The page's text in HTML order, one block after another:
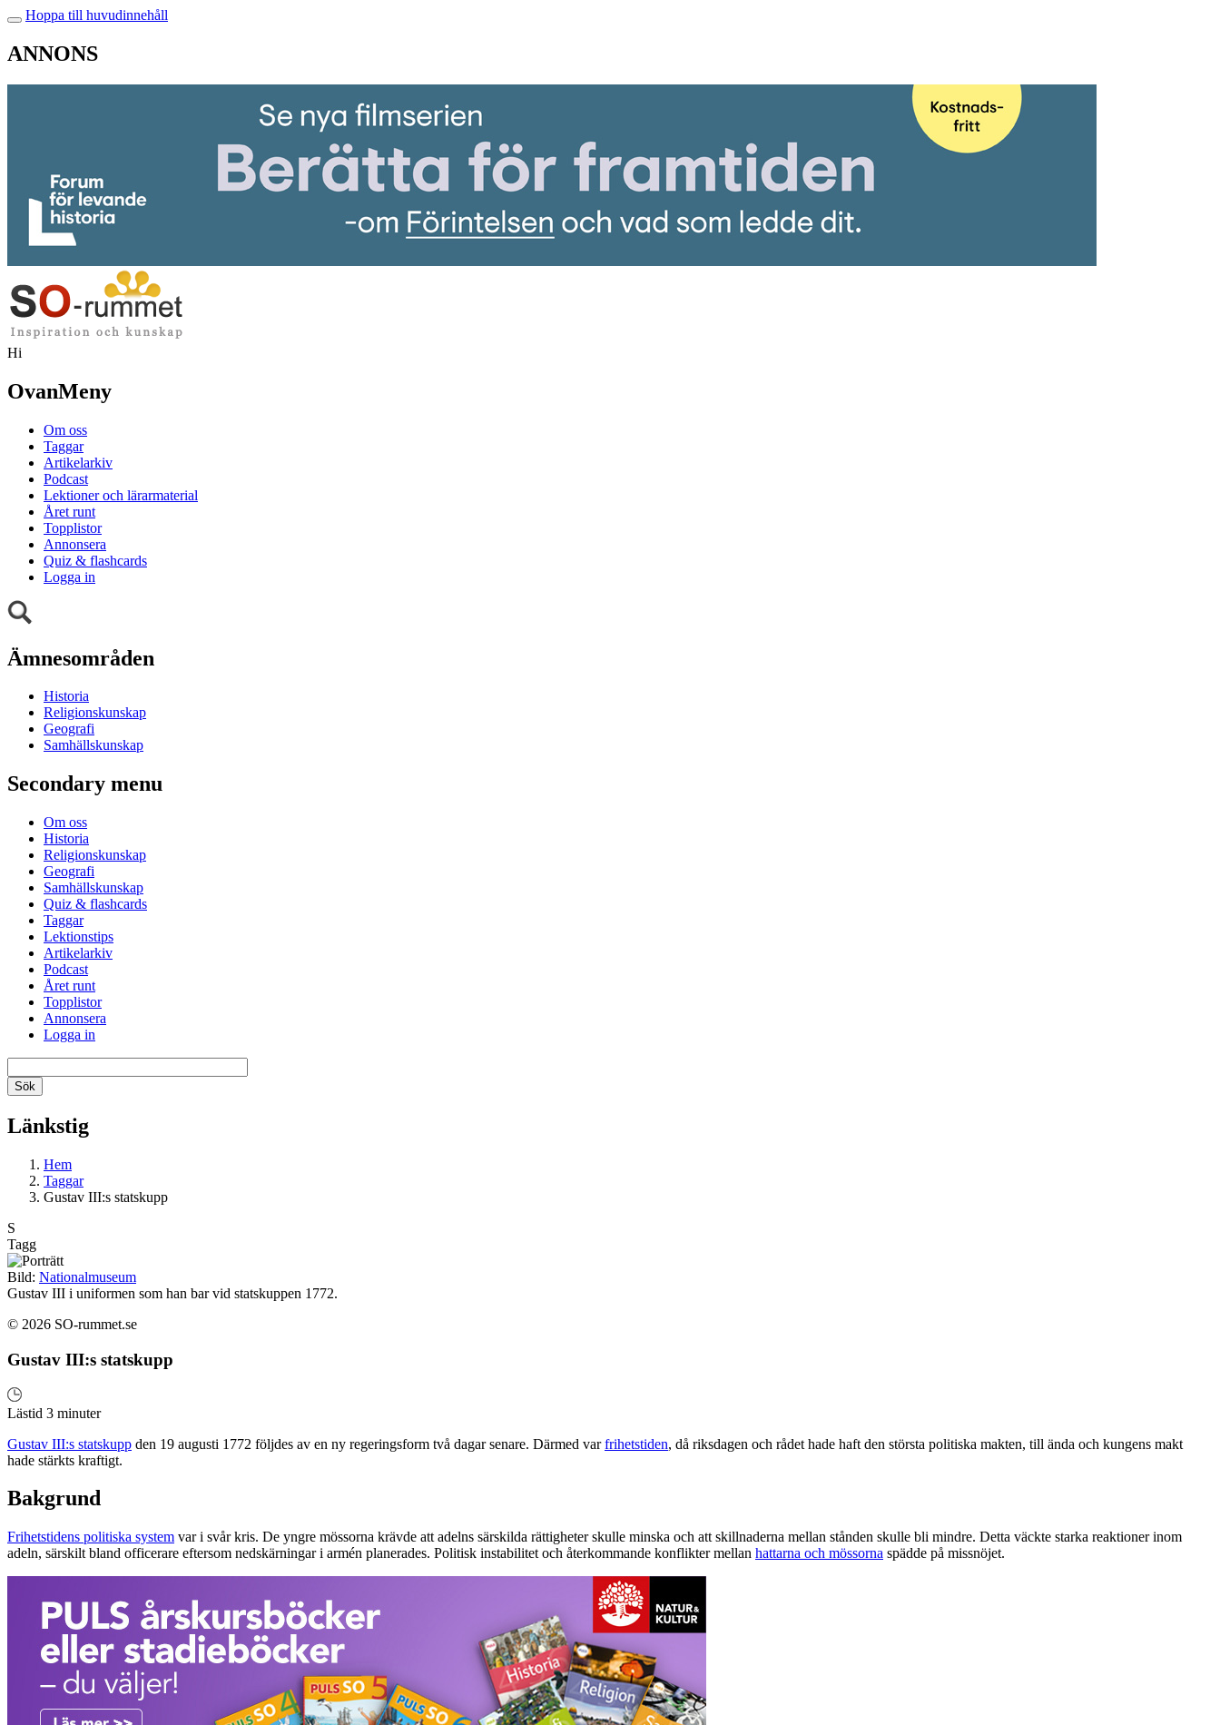
Hoppa till huvudinnehåll
ANNONS
Hi
OvanMeny
Om oss
Taggar
Artikelarkiv
Podcast
Lektioner och lärarmaterial
Året runt
Topplistor
Annonsera
Quiz & flashcards
Logga in
Ämnesområden
Historia
Religionskunskap
Geografi
Samhällskunskap
Secondary menu
Om oss
Historia
Religionskunskap
Geografi
Samhällskunskap
Quiz & flashcards
Taggar
Lektionstips
Artikelarkiv
Podcast
Året runt
Topplistor
Annonsera
Logga in
Länkstig
Hem
Taggar
Gustav III:s statskupp
S
Tagg
Bild: Nationalmuseum
Gustav III i uniformen som han bar vid statskuppen 1772.
© 2026 SO-rummet.se
Gustav III:s statskupp
Lästid 3 minuter
Gustav III:s statskupp den 19 augusti 1772 följdes av en ny regeringsform två dagar senare. Därmed varfrihetstiden, då riksdagen och rådet hade haft den största politiska makten, till ända och kungens makt
hade stärkts kraftigt.
Bakgrund
Frihetstidens politiska system var i svår kris. De yngre mössorna krävde att adelns särskilda rättigheter skulle minska och att skillnaderna mellan stånden skulle bli mindre. Detta väckte starka reaktioner inom
adeln, särskilt bland officerare eftersom nedskärningar i armén planerades. Politisk instabilitet och återkommande konflikter mellan hattarna och mössorna spädde på missnöjet.